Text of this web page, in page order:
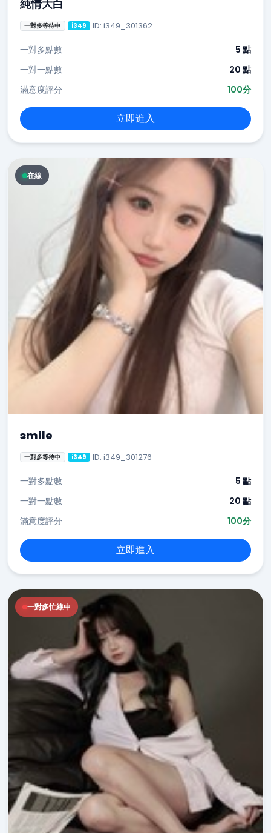
純情大白
一對多等待中 i349 ID: i349_301362
一對多點數
5 點
一對一點數
20 點
滿意度評分
100分
立即進入
在線
smile
一對多等待中 i349 ID: i349_301276
一對多點數
5 點
一對一點數
20 點
滿意度評分
100分
立即進入
一對多忙線中